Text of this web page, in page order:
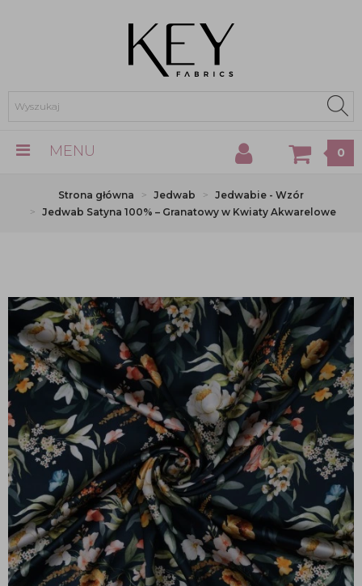
MENU 0
Strona główna Jedwab
Jedwabie - Wzór
Jedwab Satyna 100% – Granatowy w Kwiaty Akwarelowe